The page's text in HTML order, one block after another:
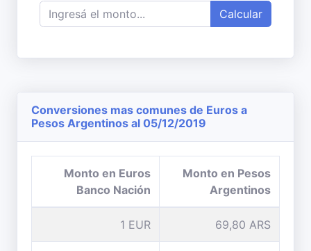
Calcular
Conversiones mas comunes de Euros a
Pesos Argentinos al 05/12/2019
Monto en Euros
Banco Nación
Monto en Pesos
Argentinos
1 EUR 69,80 ARS